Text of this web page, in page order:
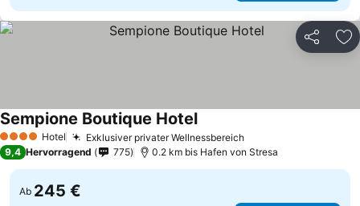
Teilen
4 Sterne Hotel Exklusiver privater Wellnessbereich
Sempione Boutique Hotel
9,4 Hervorragend 775 0.2 km bis Hafen von Stresa
Ab 245 €